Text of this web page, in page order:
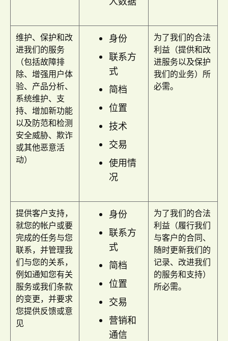
维护、保护和改
进我们的服务
（包括故障排
除、增强用户体
验、产品分析、
系统维护、支
持、增加新功能
以及防范和检测
安全威胁、欺诈
或其他恶意活
动）
身份
联系方
式
简档
位置
技术
交易
使用情
况
为了我们的合法
利益（提供和改
进服务以及保护
我们的业务）所
必需。
提供客户支持，
就您的帐户或要
完成的任务与您
联系，并管理我
们与您的关系，
例如通知您有关
服务或我们条款
的变更，并要求
您提供反馈或意
见
身份
联系方
式
简档
位置
交易
营销和
通信
为了我们的合法
利益（履行我们
与客户的合同、
随时更新我们的
记录、改进我们
的服务和支持）
所必需。